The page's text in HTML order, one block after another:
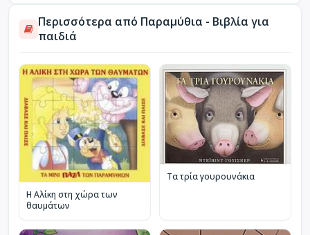
Περισσότερα από Παραμύθια - Βιβλία για
παιδιά
Η Αλίκη στη χώρα των
θαυμάτων
Τα τρία γουρουνάκια